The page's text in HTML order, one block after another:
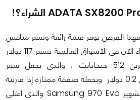
القرص يوفر قيمة رائعة وسعر منافس
للغاية حيث أنه يتوفر للشراء الآن فى الأسواق العالمية بسعر 117 دولار
للنسخة ذات مساحة تخزين 512 جيجابايت ، والذى يجعل سعر
الجيجابايت فى هذا القرص 0.2 دولار ويجعله صفقة ممتازة إذا قارنته
مع قرص Samsung الشهير Samsung 970 Evo والذى اعتلى